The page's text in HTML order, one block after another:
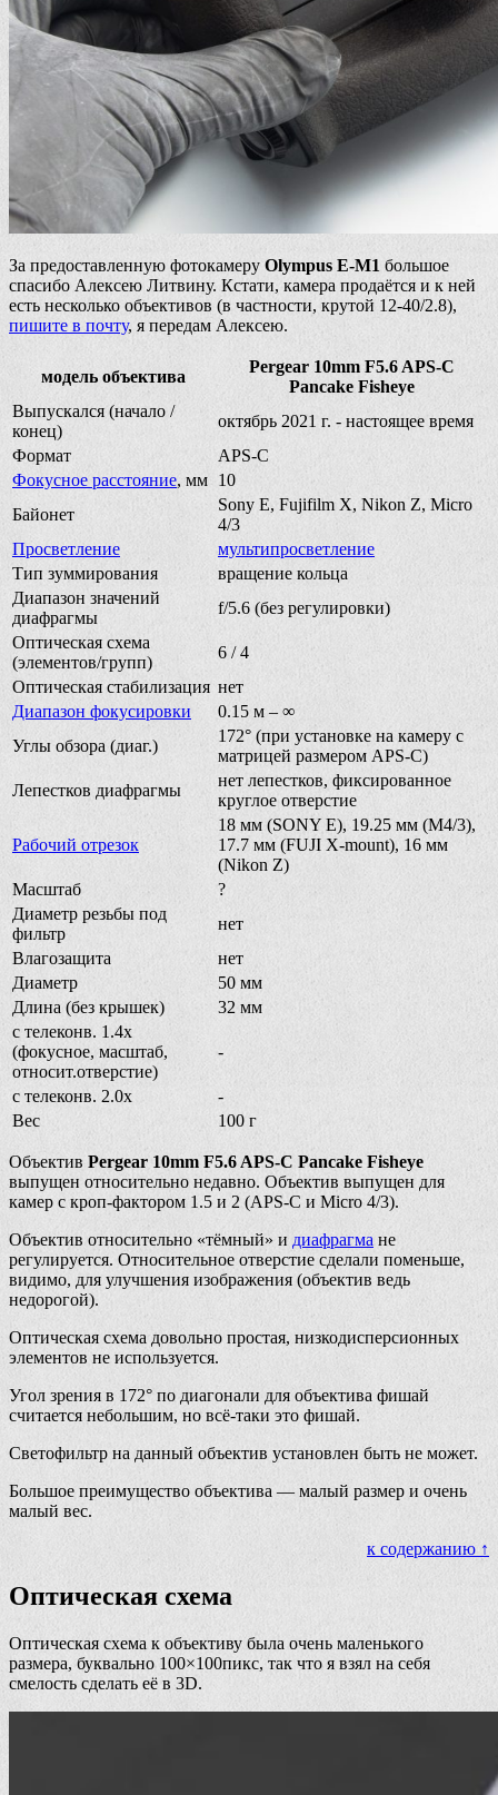
За предоставленную фотокамеру Olympus E-M1 большое
спасибо Алексею Литвину. Кстати, камера продаётся и к ней
есть несколько объективов (в частности, крутой 12-40/2.8),
пишите в почту, я передам Алексею.
модель объектива
Pergear 10mm F5.6 APS-C
Pancake Fisheye
Выпускался (начало /
конец)
октябрь 2021 г. - настоящее время
Формат
APS-C
Фокусное расстояние, мм 10
Байонет
Sony E, Fujifilm X, Nikon Z, Micro
4/3
Просветление
мультипросветление
Тип зуммирования
вращение кольца
Диапазон значений
диафрагмы
f/5.6 (без регулировки)
Оптическая схема
(элементов/групп)
6 / 4
Оптическая стабилизация нет
Диапазон фокусировки
0.15 м – ∞
Углы обзора (диаг.)
172° (при установке на камеру с
матрицей размером APS-C)
Лепестков диафрагмы
нет лепестков, фиксированное
круглое отверстие
Рабочий отрезок
18 мм (SONY E), 19.25 мм (M4/3),
17.7 мм (FUJI X-mount), 16 мм
(Nikon Z)
Масштаб
?
Диаметр резьбы под
фильтр
нет
Влагозащита
нет
Диаметр
50 мм
Длина (без крышек)
32 мм
с телеконв. 1.4х
(фокусное, масштаб,
относит.отверстие)
-
с телеконв. 2.0х
-
Вес
100 г
Объектив Pergear 10mm F5.6 APS-C Pancake Fisheye
выпущен относительно недавно. Объектив выпущен для
камер с кроп-фактором 1.5 и 2 (APS-C и Micro 4/3).
Объектив относительно «тёмный» и диафрагма не
регулируется. Относительное отверстие сделали поменьше,
видимо, для улучшения изображения (объектив ведь
недорогой).
Оптическая схема довольно простая, низкодисперсионных
элементов не используется.
Угол зрения в 172° по диагонали для объектива фишай
считается небольшим, но всё-таки это фишай.
Светофильтр на данный объектив установлен быть не может.
Большое преимущество объектива — малый размер и очень
малый вес.
к содержанию ↑
Оптическая схема
Оптическая схема к объективу была очень маленького
размера, буквально 100×100пикс, так что я взял на себя
смелость сделать её в 3D.